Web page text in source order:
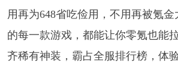
用再为648省吃俭用，不用再被氪
的每一款游戏，都能让你零氪也能
齐稀有神装，霸占全服排行榜，体